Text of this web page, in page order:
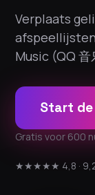
Verplaats
afspeellijsten
Music (QQ 音
Start
Gratis voor 600
★★★★★ 4,8 ·